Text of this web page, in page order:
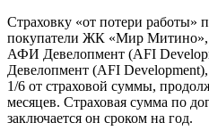
Страховку «от потери работы»
покупатели ЖК «Мир Митино»,
АФИ Девелопмент (AFI
Девелопмент (AFI Development),
1/6 от страховой суммы,
месяцев. Страховая сумма по
заключается он сроком на год.